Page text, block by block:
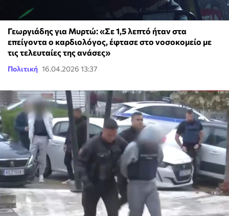
Γεωργιάδης για Μυρτώ: «Σε 1,5 λεπτό ήταν στα
επείγοντα ο καρδιολόγος, έφτασε στο νοσοκομείο με
τις τελευταίες της ανάσες»
Πολιτική 16.04.2026 13:37